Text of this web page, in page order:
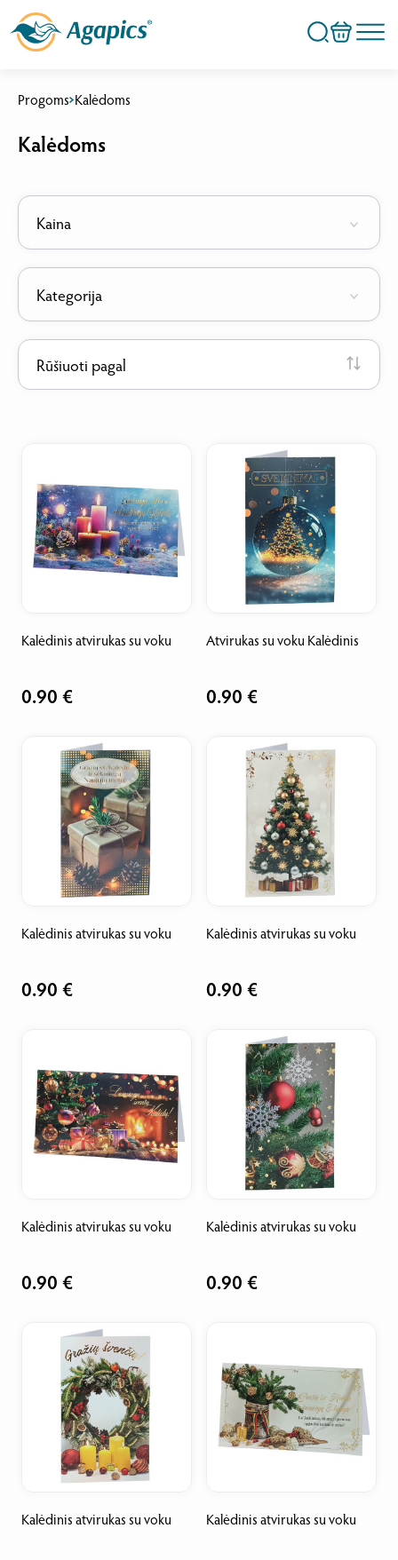
Kalėdoms
Progoms Kalėdoms
Kaina
Kategorija
Kalėdinis atvirukas su voku
0.90 €
Atvirukas su voku Kalėdinis
0.90 €
Kalėdinis atvirukas su voku
0.90 €
Kalėdinis atvirukas su voku
0.90 €
Kalėdinis atvirukas su voku
0.90 €
Kalėdinis atvirukas su voku
0.90 €
Kalėdinis atvirukas su voku Kalėdinis atvirukas su voku